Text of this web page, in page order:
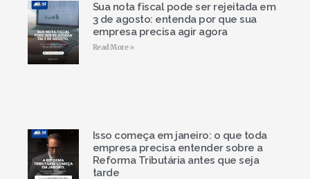
Sua nota fiscal pode ser rejeitada em
3 de agosto: entenda por que sua
empresa precisa agir agora
Read More »
Isso começa em janeiro: o que toda
empresa precisa entender sobre a
Reforma Tributária antes que seja
tarde